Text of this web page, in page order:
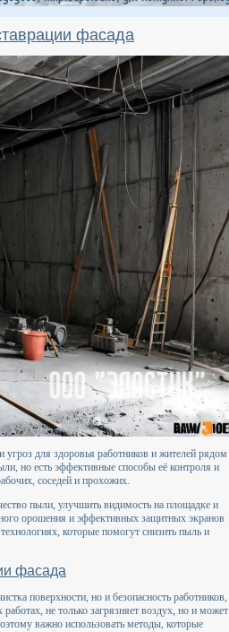
фасада
угроз для здоровья работников и жителей рядом
но есть эффективные способы её контроля и
соседей и прохожих.
пыли, улучшить видимость на площадке и
орошения и эффективных защитных экранов
которые помогут снизить пыль и
фасада
поверхности, но и безопасность работников,
не только загрязняет воздух, но и может
важно использовать методы, которые